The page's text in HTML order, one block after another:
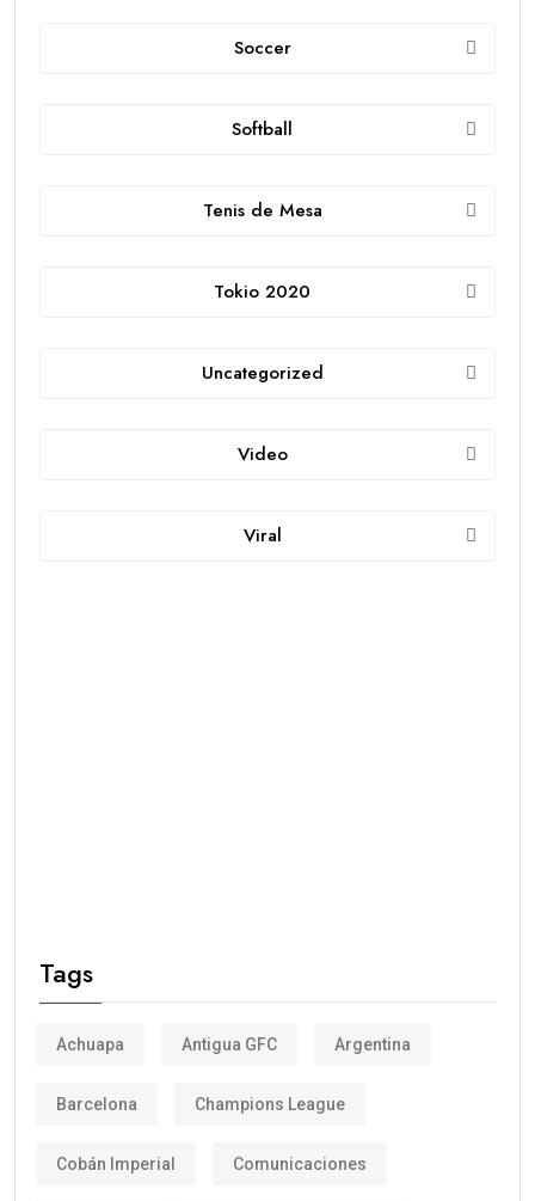
Soccer
Softball
Tenis de Mesa
Tokio 2020
Uncategorized
Video
Viral
Tags
Achuapa Antigua GFC Argentina
Barcelona Champions League
Cobán Imperial Comunicaciones